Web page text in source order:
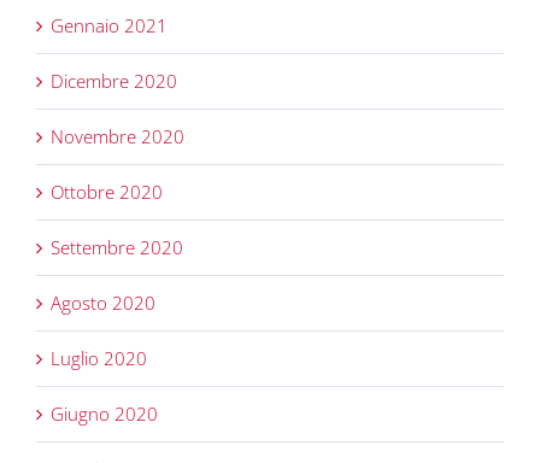
Gennaio 2021
Dicembre 2020
Novembre 2020
Ottobre 2020
Settembre 2020
Agosto 2020
Luglio 2020
Giugno 2020